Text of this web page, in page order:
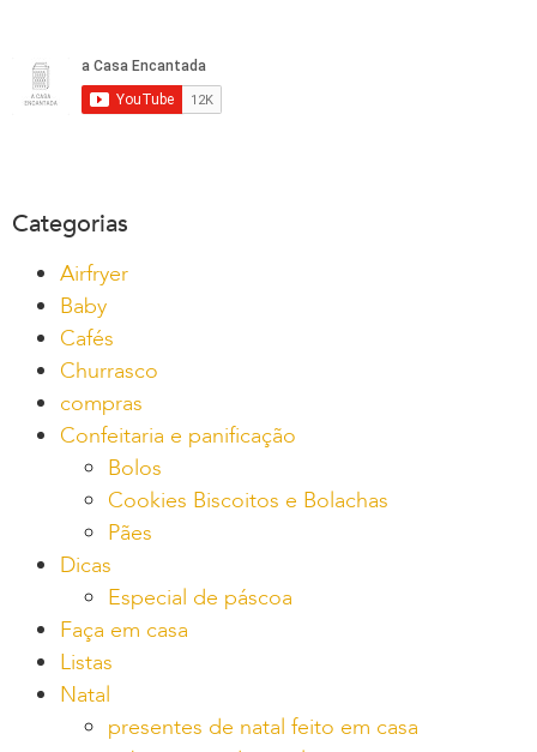
Categorias
Airfryer
Baby
Cafés
Churrasco
compras
Confeitaria e panificação
Bolos
Cookies Biscoitos e Bolachas
Pães
Dicas
Especial de páscoa
Faça em casa
Listas
Natal
presentes de natal feito em casa